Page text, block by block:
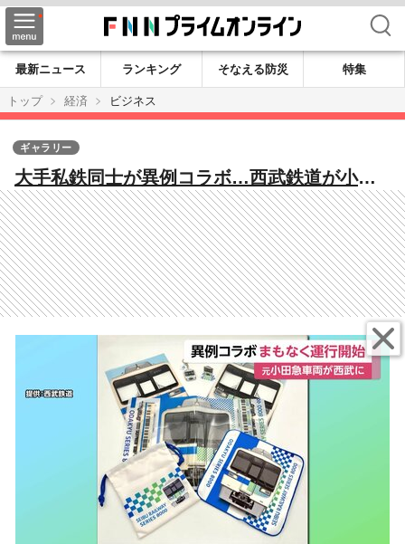
検索
最新ニュース ランキング そなえる防災
特集
トップ
経済 ビジネス
大手私鉄同士が異例コラボ…西武鉄道が小田
急の中古車両譲り受け“再デビュー”へ 新車
両製造より環境負荷少ない「サステナ車両」
導入で省エネ加速
ギャラリー